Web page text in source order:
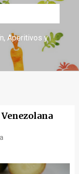
Aperitivos y
Venezolana